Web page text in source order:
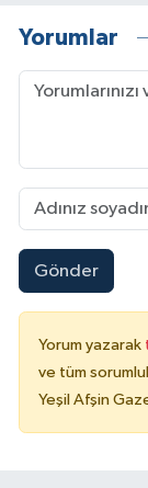
Yorumlar
Gönder
Yorum yazarak
ve tüm
Yeşil Afşin